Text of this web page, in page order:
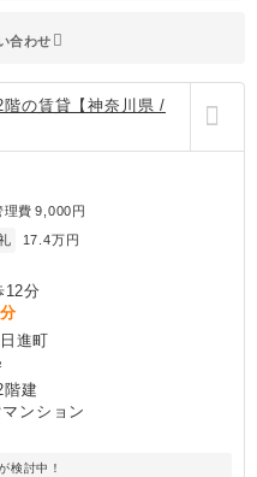
合わせ
の賃貸【神奈川県 /
理費 9,000円
17.4万円
12分
進町
建
ンション
検討中！